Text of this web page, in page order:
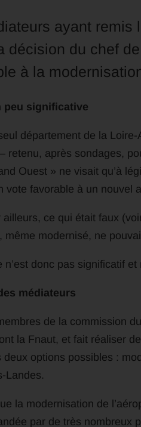
ayant remis
décision du chef
à la
peu significative
département de la
retenu, après sondages,
Ouest » ne visait qu’à
vote favorable à un nouvel
ailleurs, ce qui était faux
même modernisé, ne
n’est donc pas significatif
médiateurs
de la commission
la Fnaut, et fait réaliser
deux options possibles :
Landes.
la modernisation de
par de très nombreux